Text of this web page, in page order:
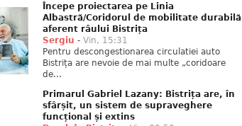
Începe proiectarea pe Linia
Albastră/Coridorul de mobilitate durabilă
aferent râului Bistrița
Sergiu - Vin, 15:31
Pentru descongestionarea circulatiei auto
Bistrița are nevoie de mai multe „coridoare
de...
Primarul Gabriel Lazany: Bistrița are, în
sfârșit, un sistem de supraveghere
funcțional și extins